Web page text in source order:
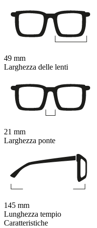
Caratteristiche
49 mm
Larghezza delle lenti
21 mm
Larghezza ponte
145 mm
Lunghezza tempio